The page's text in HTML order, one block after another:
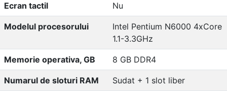
Ecran tactil Nu
Modelul procesorului
Intel Pentium N6000 4xCore
1.1-3.3GHz
Memorie operativa, GB 8 GB DDR4
Numarul de sloturi RAM Sudat + 1 slot liber